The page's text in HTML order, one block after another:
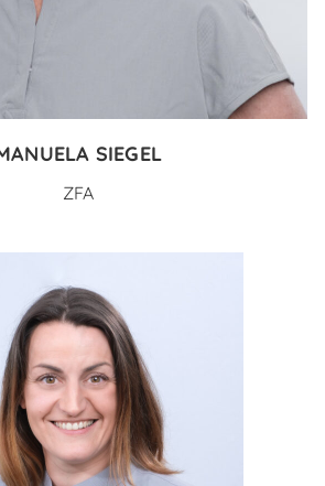
SIEGEL
ZFA